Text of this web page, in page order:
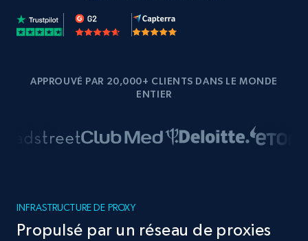
APPROUVÉ PAR 20,000+ CLIENTS DANS LE MONDE
ENTIER
INFRASTRUCTURE DE PROXY
Propulsé par un réseau de proxies